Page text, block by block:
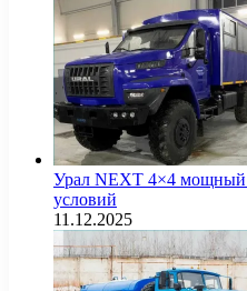
Урал NEXT 4×4
условий
11.12.2025